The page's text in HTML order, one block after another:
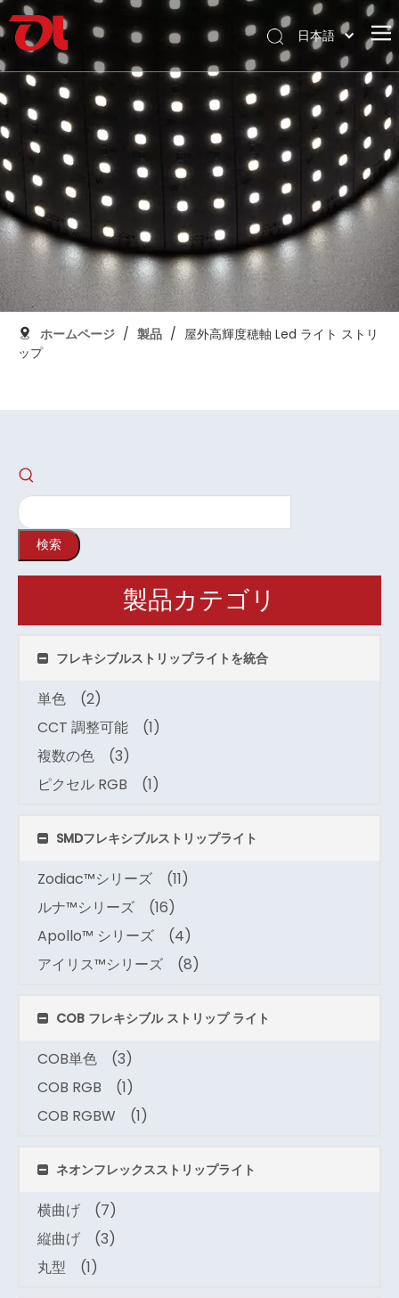
ホームページ
私たちに関しては
製品
応用
サポート
ダウンロード
ブログ
コンタクト
日本語
العربية
Français
Pусский
Español
Português
Deutsch
Italiano
한국어
Nederlands
ホームページ / 製品 / 屋外高輝度穂軸 Led ライト ストリ
ップ
検索
製品カテゴリ
フレキシブルストリップライトを統合
単色
(2)
CCT 調整可能
(1)
複数の色
(3)
ピクセル RGB
(1)
SMDフレキシブルストリップライト
Zodiac™シリーズ
(11)
ルナ™シリーズ
(16)
Apollo™ シリーズ
(4)
アイリス™シリーズ
(8)
COB フレキシブル ストリップ ライト
COB単色
(3)
COB RGB
(1)
COB RGBW
(1)
ネオンフレックスストリップライト
横曲げ
(7)
縦曲げ
(3)
丸型
(1)